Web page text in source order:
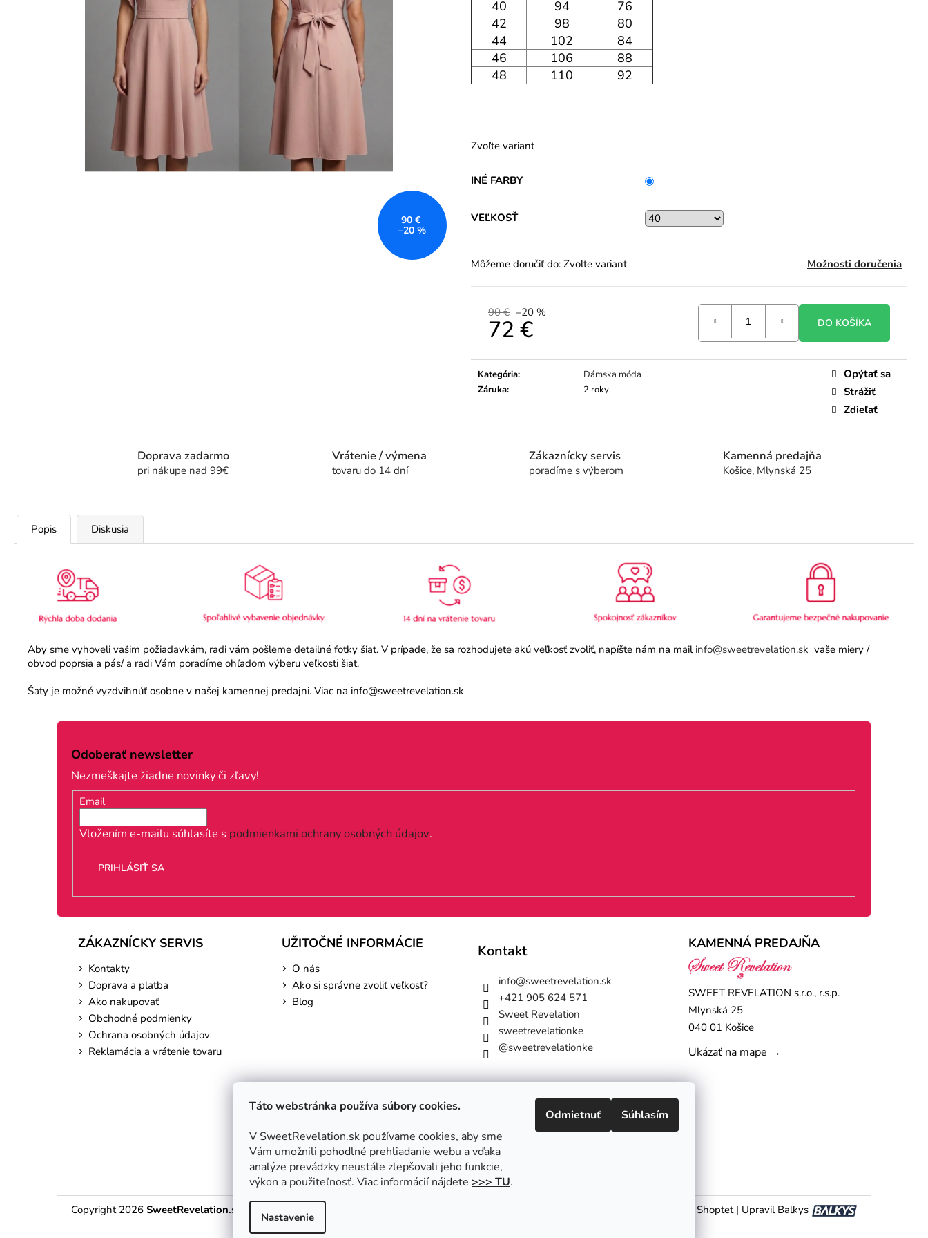
Táto webstránka používa súbory cookies.
V SweetRevelation.sk používame cookies, aby sme
Vám umožnili pohodlné prehliadanie webu a vďaka
analýze prevádzky neustále zlepšovali jeho funkcie,
výkon a použiteľnosť. Viac informácií nájdete >>> TU.
Nastavenie
Odmietnuť Súhlasím
40
94
76
42
98
80
44
102
84
46
106
88
48
110 92
INÉ FARBY
VEĽKOSŤ
Môžeme doručiť do: Zvoľte variant Možnosti doručenia
Zvoľte variant
90 € –20 %
72 €
cena:
DO KOŠÍKA
Kategória:
Dámska móda
Záruka: 2 roky
Opýtať sa
Strážiť
Zdieľať
90 €
–20 %
Doprava zadarmo
pri nákupe nad 99€
Vrátenie / výmena
tovaru do 14 dní
Zákaznícky servis
poradíme s výberom
Kamenná predajňa
Košice, Mlynská 25
Popis Diskusia
Aby sme vyhoveli vašim požiadavkám, radi vám pošleme detailné fotky šiat. V prípade, že sa rozhodujete akú veľkosť zvoliť, napíšte nám na mail info@sweetrevelation.sk vaše miery /
obvod poprsia a pás/ a radi Vám poradíme ohľadom výberu veľkosti šiat.
Šaty je možné vyzdvihnúť osobne v našej kamennej predajni. Viac na info@sweetrevelation.sk
Odoberať newsletter
Nezmeškajte žiadne novinky či zľavy!
Email
Vložením e-mailu súhlasíte s podmienkami ochrany osobných údajov.
PRIHLÁSIŤ SA
ZÁKAZNÍCKY SERVIS
Kontakty
Doprava a platba
Ako nakupovať
Obchodné podmienky
Ochrana osobných údajov
Reklamácia a vrátenie tovaru
UŽITOČNÉ INFORMÁCIE
O nás
Ako si správne zvoliť veľkosť?
Blog
Kontakt
info@sweetrevelation.sk
+421 905 624 571
Sweet Revelation
sweetrevelationke
@sweetrevelationke
KAMENNÁ PREDAJŇA
SWEET REVELATION s.r.o., r.s.p.
Mlynská 25
040 01 Košice
Ukázať na mape →
Vytvoril Shoptet | Upravil Balkys
Copyright 2026 SweetRevelation.sk